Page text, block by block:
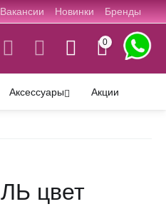
Вакансии Новинки Бренды
0
Аксессуары Акции
цвет